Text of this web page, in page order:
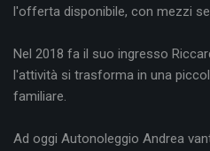
l'offerta disponibile, con mezzi
Nel 2018 fa il suo ingresso
l'attività si trasforma in una
familiare.
Ad oggi Autonoleggio Andrea